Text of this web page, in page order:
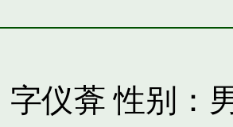
字仪葊 性别：